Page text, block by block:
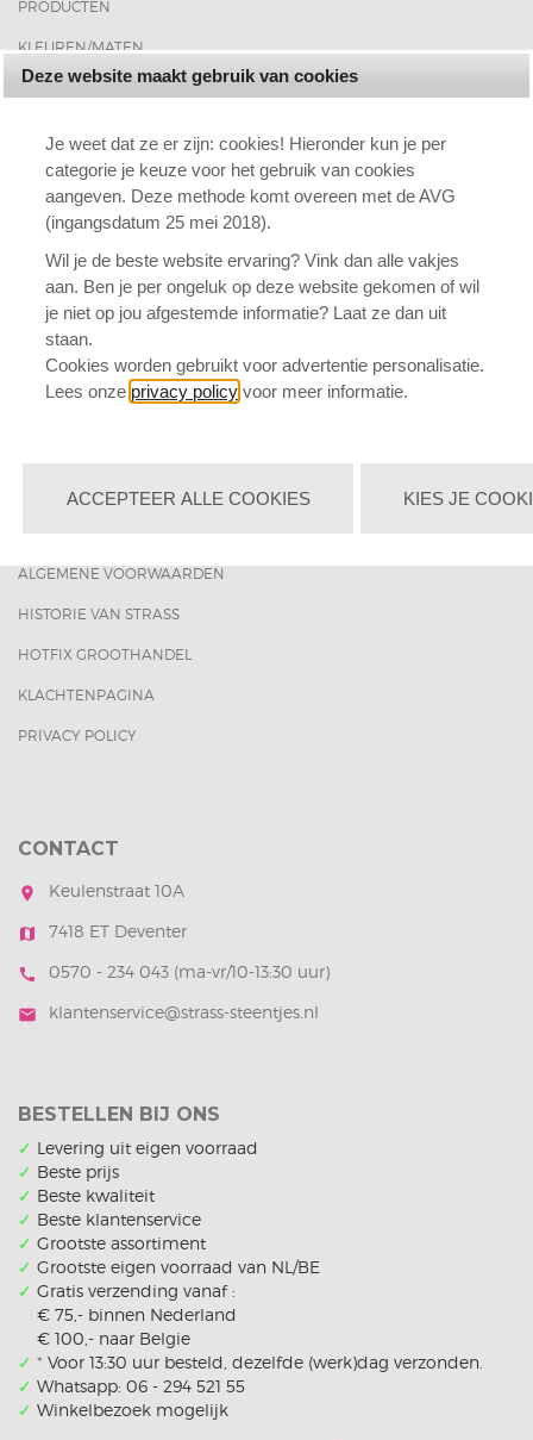
PRODUCTEN
KLEUREN/MATEN
ACCOUNT
CONTACT
VEELGESTELDE VRAGEN
WORKSHOPS
KORTINGEN EN ACTIES
MERKEN
BETAALWIJZEN
ALGEMENE VOORWAARDEN
HISTORIE VAN STRASS
HOTFIX GROOTHANDEL
KLACHTENPAGINA
PRIVACY POLICY
CONTACT
room Keulenstraat 10A
map 7418 ET Deventer
call 0570 - 234 043 (ma-vr/10-13:30 uur)
mail klantenservice@strass-steentjes.nl
BESTELLEN BIJ ONS
✓ Levering uit eigen voorraad
✓ Beste prijs
✓ Beste kwaliteit
✓ Beste klantenservice
✓ Grootste assortiment
✓ Grootste eigen voorraad van NL/BE
✓ Gratis verzending vanaf :
€ 75,- binnen Nederland
€ 100,- naar Belgie
✓ * Voor 13:30 uur besteld, dezelfde (werk)dag verzonden.
✓ Whatsapp: 06 - 294 521 55
✓ Winkelbezoek mogelijk
Deze website maakt gebruik van cookies
Je weet dat ze er zijn: cookies! Hieronder kun je per
categorie je keuze voor het gebruik van cookies
aangeven. Deze methode komt overeen met de AVG
(ingangsdatum 25 mei 2018).
Wil je de beste website ervaring? Vink dan alle vakjes
aan. Ben je per ongeluk op deze website gekomen of wil
je niet op jou afgestemde informatie? Laat ze dan uit
staan.
Cookies worden gebruikt voor advertentie personalisatie.
Lees onze privacy policy voor meer informatie.
ACCEPTEER ALLE COOKIES KIES JE